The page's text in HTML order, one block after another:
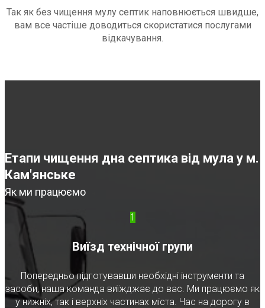
Так як без чищення мулу септик наповнюється швидше,
вам все частіше доводиться скористатися послугами
відкачування.
Етапи чищення дна септика від мула у м.
Кам'янське
Як ми працюємо
1
Виїзд технічної групи
Попередньо підготувавши необхідні інструменти та
засоби, наша команда виїжджає до вас. Ми працюємо як
у нижніх, так і верхніх частинах міста. Час на дорогу в